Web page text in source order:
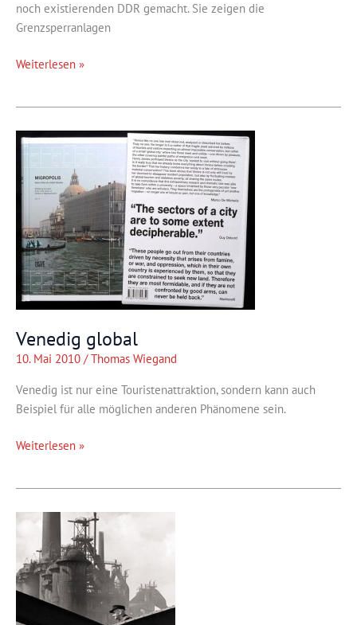
noch existierenden DDR gemacht. Sie zeigen die
Grenzsperranlagen
Grenzfall
Weiterlesen »
Venedig global
10. Mai 2010 /Thomas Wiegand
Venedig ist nur eine Touristenattraktion, sondern kann auch
Beispiel für alle möglichen anderen Phänomene sein.
Venedig
Weiterlesen »